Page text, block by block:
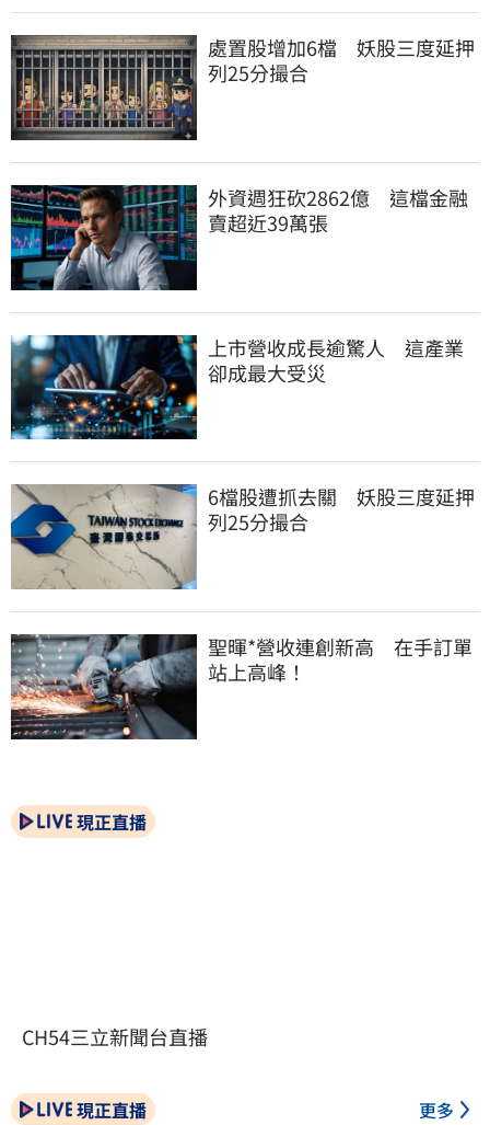
處置股增加6檔　妖股三度延押
列25分撮合
外資週狂砍2862億　這檔金融
賣超近39萬張
上市營收成長逾驚人　這產業
卻成最大受災
6檔股遭抓去關　妖股三度延押
列25分撮合
聖暉*營收連創新高　在手訂單
站上高峰！
現正直播
CH54三立新聞台直播
現正直播 更多